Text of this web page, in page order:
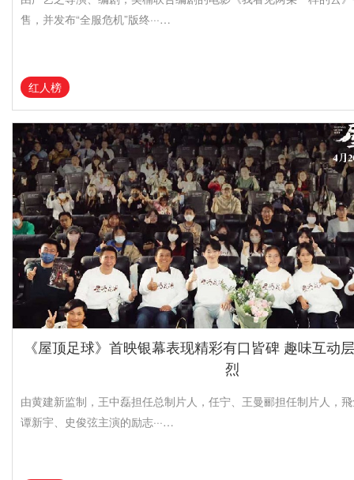
售，并发布“全服危机”版终···…
红人榜
《屋顶足球》首映银幕表现精彩有口皆碑 趣味互动
烈
由黄建新监制，王中磊担任总制片人，任宁、王曼郦担任制片人，
谭新宇、史俊弦主演的励志···…